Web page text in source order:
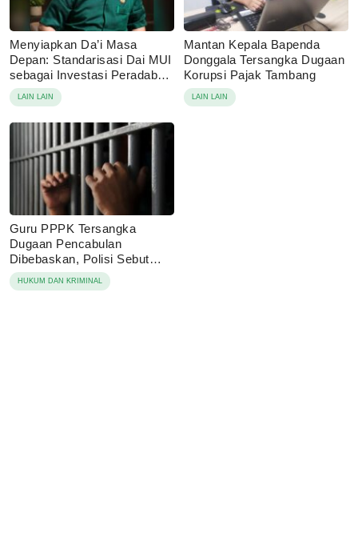
Menyiapkan Da’i Masa
Depan: Standarisasi Dai MUI
sebagai Investasi Peradaban
di Era Disrupsi Digital
LAIN LAIN
Mantan Kepala Bapenda
Donggala Tersangka Dugaan
Korupsi Pajak Tambang
LAIN LAIN
Guru PPPK Tersangka
Dugaan Pencabulan
Dibebaskan, Polisi Sebut
Laporan Dicabut Keluarga
Korban
HUKUM DAN KRIMINAL